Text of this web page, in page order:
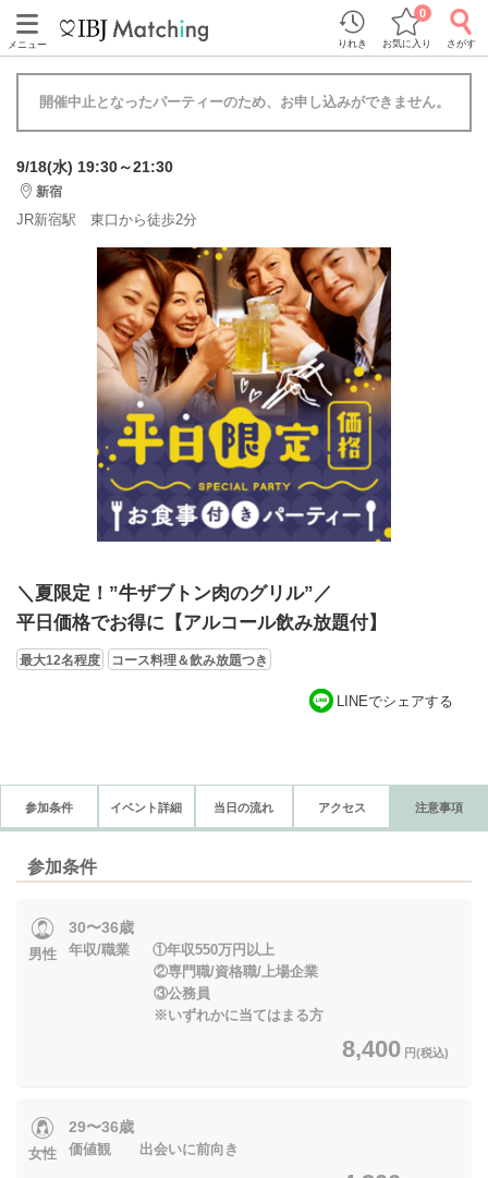
メニュー りれき お気に入り
0
さがす
開催中止となったパーティーのため、お申し込みができません。
9/18(水) 19:30～21:30
新宿
JR新宿駅 東口から徒歩2分
＼夏限定！”牛ザブトン肉のグリル”／
平日価格でお得に【アルコール飲み放題付】
最大12名程度 コース料理＆飲み放題つき
LINEでシェアする
参加条件 イベント詳細 当日の流れ アクセス 注意事項
参加条件
男性
30〜36歳
年収/職業 ①年収550万円以上
②専門職/資格職/上場企業
③公務員
※いずれかに当てはまる方
8,400 円(税込)
女性
29〜36歳
価値観 出会いに前向き